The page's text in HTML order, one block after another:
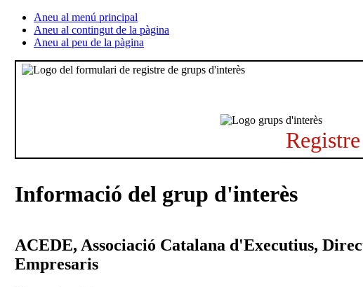
Aneu al menú principal
Aneu al contingut de la pàgina
Aneu al peu de la pàgina
Informació del grup d'interès
ACEDE, Associació Catalana d'Executius,
Empresaris